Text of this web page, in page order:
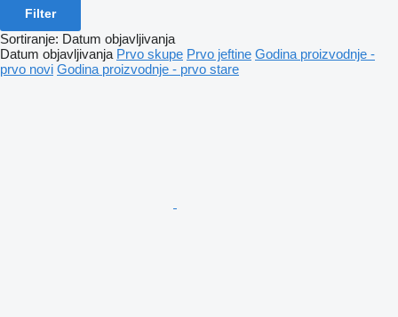
Filter
Sortiranje: Datum objavljivanja
Datum objavljivanja Prvo skupe Prvo jeftine Godina proizvodnje -
prvo novi Godina proizvodnje - prvo stare